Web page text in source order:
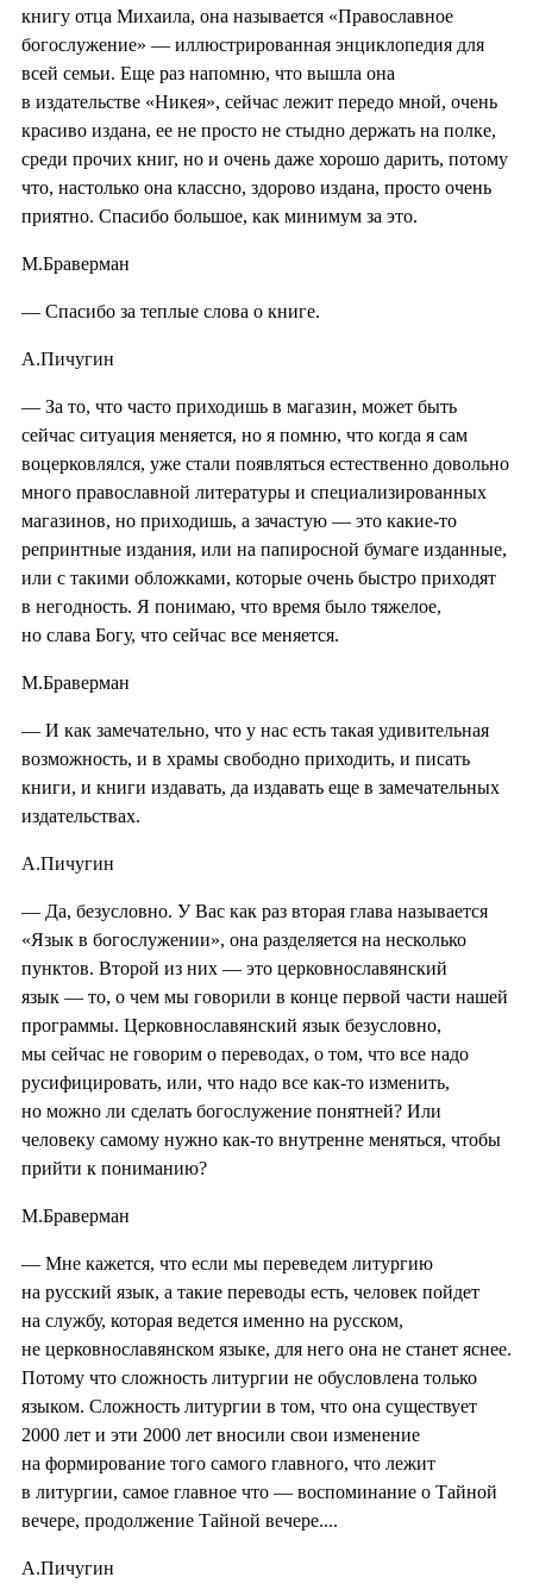
книгу отца Михаила, она называется «Православное
богослужение» — иллюстрированная энциклопедия для
всей семьи. Еще раз напомню, что вышла она
в издательстве «Никея», сейчас лежит передо мной, очень
красиво издана, ее не просто не стыдно держать на полке,
среди прочих книг, но и очень даже хорошо дарить, потому
что, настолько она классно, здорово издана, просто очень
приятно. Спасибо большое, как минимум за это.
М.Браверман
— Спасибо за теплые слова о книге.
А.Пичугин
— За то, что часто приходишь в магазин, может быть
сейчас ситуация меняется, но я помню, что когда я сам
воцерковлялся, уже стали появляться естественно довольно
много православной литературы и специализированных
магазинов, но приходишь, а зачастую — это какие-то
репринтные издания, или на папиросной бумаге изданные,
или с такими обложками, которые очень быстро приходят
в негодность. Я понимаю, что время было тяжелое,
но слава Богу, что сейчас все меняется.
М.Браверман
— И как замечательно, что у нас есть такая удивительная
возможность, и в храмы свободно приходить, и писать
книги, и книги издавать, да издавать еще в замечательных
издательствах.
А.Пичугин
— Да, безусловно. У Вас как раз вторая глава называется
«Язык в богослужении», она разделяется на несколько
пунктов. Второй из них — это церковнославянский
язык — то, о чем мы говорили в конце первой части нашей
программы. Церковнославянский язык безусловно,
мы сейчас не говорим о переводах, о том, что все надо
русифицировать, или, что надо все как-то изменить,
но можно ли сделать богослужение понятней? Или
человеку самому нужно как-то внутренне меняться, чтобы
прийти к пониманию?
М.Браверман
— Мне кажется, что если мы переведем литургию
на русский язык, а такие переводы есть, человек пойдет
на службу, которая ведется именно на русском,
не церковнославянском языке, для него она не станет яснее.
Потому что сложность литургии не обусловлена только
языком. Сложность литургии в том, что она существует
2000 лет и эти 2000 лет вносили свои изменение
на формирование того самого главного, что лежит
в литургии, самое главное что — воспоминание о Тайной
вечере, продолжение Тайной вечере....
А.Пичугин